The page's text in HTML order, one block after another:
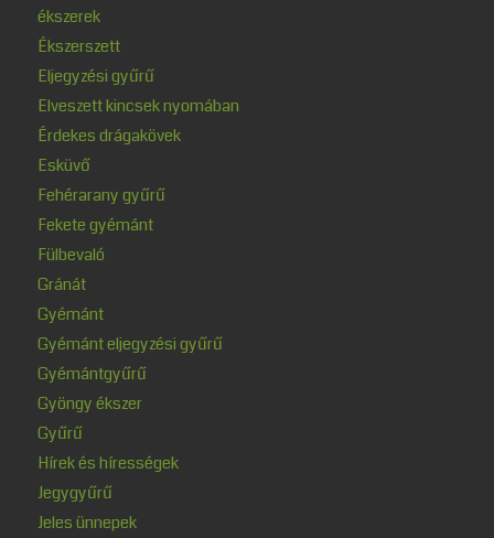
ékszerek
Ékszerszett
Eljegyzési gyűrű
Elveszett kincsek nyomában
Érdekes drágakövek
Esküvő
Fehérarany gyűrű
Fekete gyémánt
Fülbevaló
Gránát
Gyémánt
Gyémánt eljegyzési gyűrű
Gyémántgyűrű
Gyöngy ékszer
Gyűrű
Hírek és hírességek
Jegygyűrű
Jeles ünnepek